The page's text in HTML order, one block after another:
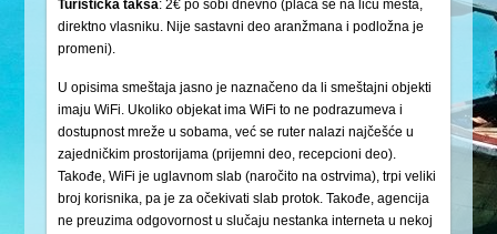
Turistička taksa: 2€ po sobi dnevno (plaća se na licu mesta,
direktno vlasniku. Nije sastavni deo aranžmana i podložna je
promeni).
U opisima smeštaja jasno je naznačeno da li smeštajni objekti
imaju WiFi. Ukoliko objekat ima WiFi to ne podrazumeva i
dostupnost mreže u sobama, već se ruter nalazi najčešće u
zajedničkim prostorijama (prijemni deo, recepcioni deo).
Takođe, WiFi je uglavnom slab (naročito na ostrvima), trpi veliki
broj korisnika, pa je za očekivati slab protok. Takođe, agencija
ne preuzima odgovornost u slučaju nestanka interneta u nekoj